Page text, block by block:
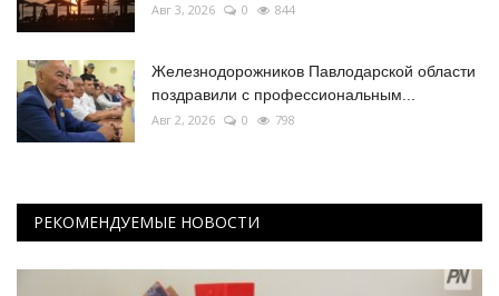
Авг 3, 2026 0 844
Железнодорожников Павлодарской области
поздравили с профессиональным...
Авг 2, 2026 0 798
РЕКОМЕНДУЕМЫЕ НОВОСТИ